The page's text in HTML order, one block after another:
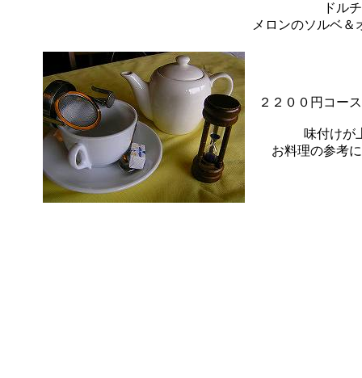
ドル
メロンのソルベ＆
２２００円コー
味付けが
お料理の参考